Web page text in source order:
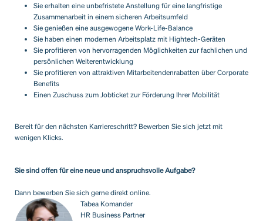
Sie erhalten eine unbefristete Anstellung für eine langfristige
Zusammenarbeit in einem sicheren Arbeitsumfeld
Sie genießen eine ausgewogene Work-Life-Balance
Sie haben einen modernen Arbeitsplatz mit Hightech-Geräten
Sie profitieren von hervorragenden Möglichkeiten zur fachlichen und
persönlichen Weiterentwicklung
Sie profitieren von attraktiven Mitarbeitendenrabatten über Corporate
Benefits
Einen Zuschuss zum Jobticket zur Förderung Ihrer Mobilität
Bereit für den nächsten Karriereschritt? Bewerben Sie sich jetzt mit
wenigen Klicks.
Sie sind offen für eine neue und anspruchsvolle Aufgabe?
Dann bewerben Sie sich gerne direkt online.
Tabea Komander
HR Business Partner